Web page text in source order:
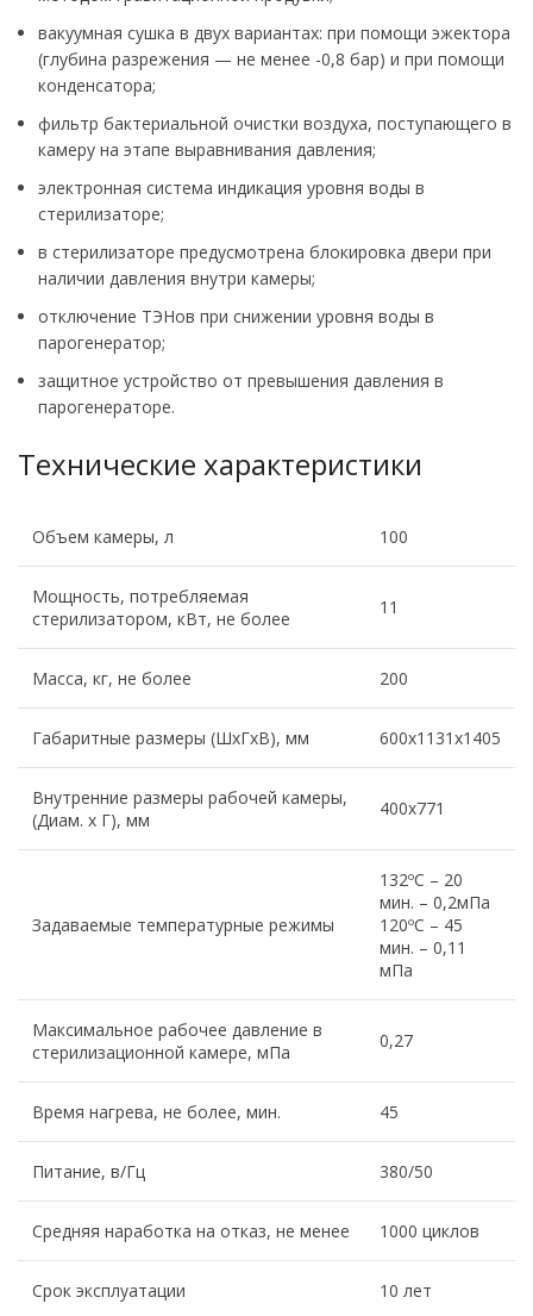
вакуумная сушка в двух вариантах: при помощи эжектора
(глубина разрежения — не менее -0,8 бар) и при помощи
конденсатора;
фильтр бактериальной очистки воздуха, поступающего в
камеру на этапе выравнивания давления;
электронная система индикация уровня воды в
стерилизаторе;
в стерилизаторе предусмотрена блокировка двери при
наличии давления внутри камеры;
отключение ТЭНов при снижении уровня воды в
парогенератор;
защитное устройство от превышения давления в
парогенераторе.
Технические характеристики
Объем камеры, л 100
Мощность, потребляемая
стерилизатором, кВт, не более
11
Масса, кг, не более 200
Габаритные размеры (ШхГхВ), мм 600х1131х1405
Внутренние размеры рабочей камеры,
(Диам. х Г), мм
400х771
Задаваемые температурные режимы
132ºС – 20
мин. – 0,2мПа
120ºС – 45
мин. – 0,11
мПа
Максимальное рабочее давление в
стерилизационной камере, мПа
0,27
Время нагрева, не более, мин. 45
Питание, в/Гц 380/50
Средняя наработка на отказ, не менее 1000 циклов
Срок эксплуатации 10 лет